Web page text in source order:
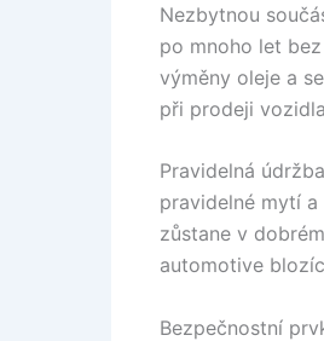
Nezbytnou
po mnoho let
výměny oleje a
při prodeji
Pravidelná
pravidelné mytí
zůstane v
automotive
Bezpečnostní